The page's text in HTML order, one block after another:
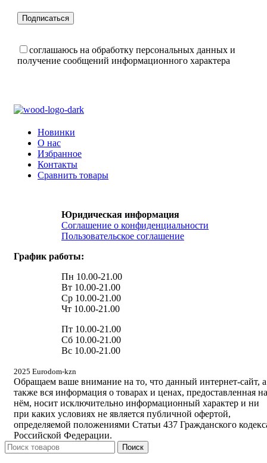
соглашаюсь на обработку персональных данных и
получение сообщений информационного характера
Новинки
О нас
Избранное
Контакты
Сравнить товары
Юридическая информация
Соглашение о конфиденциальности
Пользовательское соглашение
График работы:
Пн 10.00-21.00
Вт 10.00-21.00
Ср 10.00-21.00
Чт 10.00-21.00
Пт 10.00-21.00
Сб 10.00-21.00
Вс 10.00-21.00
2025 Eurodom-kzn
Обращаем ваше внимание на то, что данный интернет-сайт, а
также вся информация о товарах и ценах, предоставленная на
нём, носит исключительно информационный характер и ни
при каких условиях не является публичной офертой,
определяемой положениями Статьи 437 Гражданского
Российской Федерации.
Поиск